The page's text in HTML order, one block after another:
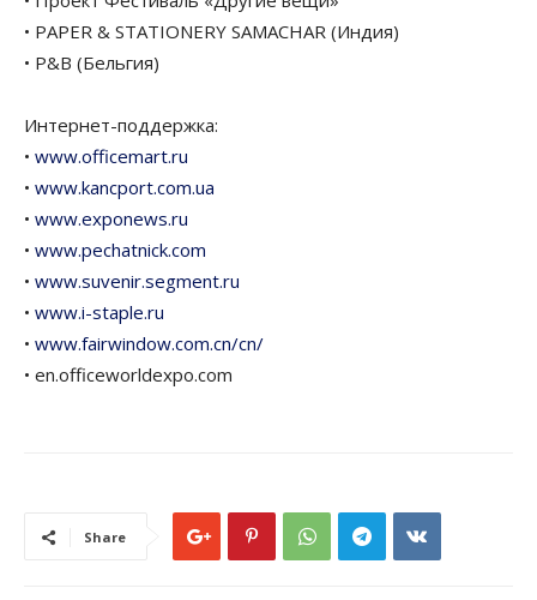
• PAPER & STATIONERY SAMACHAR (Индия)
• P&B (Бельгия)
Интернет-поддержка:
• www.officemart.ru
• www.kancport.com.ua
• www.exponews.ru
• www.pechatnick.com
• www.suvenir.segment.ru
• www.i-staple.ru
• www.fairwindow.com.cn/cn/
• en.officeworldexpo.com
Share